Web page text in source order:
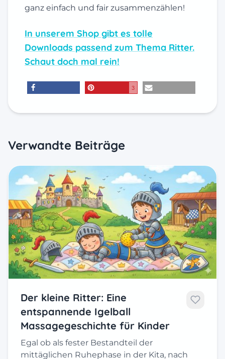
ganz einfach und fair zusammenzählen!
In unserem Shop gibt es tolle
Downloads passend zum Thema Ritter.
Schaut doch mal rein!
3
Verwandte Beiträge
Der kleine Ritter: Eine
entspannende Igelball
Massagegeschichte für Kinder
Egal ob als fester Bestandteil der
mittäglichen Ruhephase in der Kita, nach